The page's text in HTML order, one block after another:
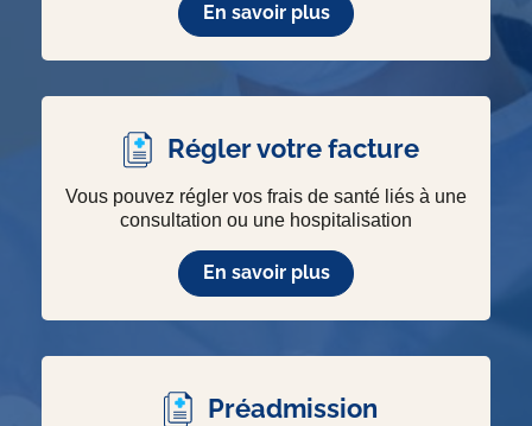
En savoir plus
Régler votre facture
Vous pouvez régler vos frais de santé liés à une
consultation ou une hospitalisation
En savoir plus
Préadmission